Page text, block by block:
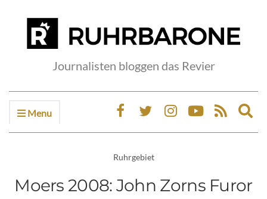
Journalisten bloggen das Revier
Menu
Ruhrgebiet
Moers 2008: John Zorns Furor